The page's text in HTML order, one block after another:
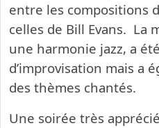
entre les compositions
celles de Bill Evans. La
une harmonie jazz, a
d’improvisation mais a
des thèmes chantés.
Une soirée très